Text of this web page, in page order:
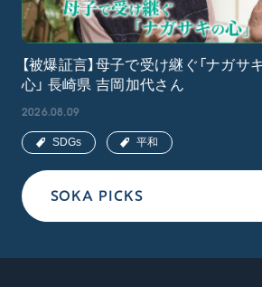
SOKA PICKS
【被爆証言】母子で受け継ぐ「ナガサ
心」 長崎県 吉岡加代さん
2026.08.09
SDGs 平和